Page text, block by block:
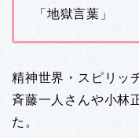
「地獄言葉」
精神世界・スピリッ
斉藤一人さんや小林
た。